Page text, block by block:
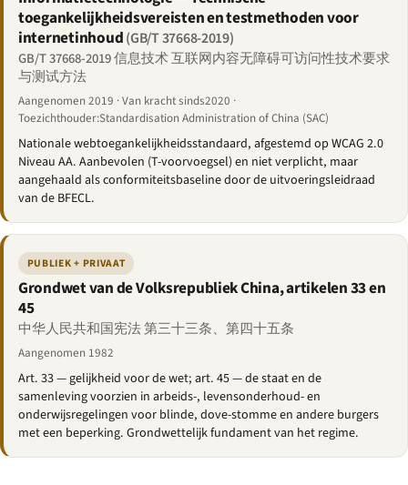
toegankelijkheidsvereisten en testmethoden voor
internetinhoud(GB/T 37668-2019)
GB/T 37668-2019 信息技术 互联网内容无障碍可访问性技术要求
与测试方法
Aangenomen 2019 · Van kracht sinds2020 ·
Toezichthouder:Standardisation Administration of China (SAC)
Nationale webtoegankelijkheidsstandaard, afgestemd op WCAG 2.0
Niveau AA. Aanbevolen (T-voorvoegsel) en niet verplicht, maar
aangehaald als conformiteitsbaseline door de uitvoeringsleidraad
van de BFECL.
PUBLIEK + PRIVAAT
Grondwet van de Volksrepubliek China, artikelen 33 en
45
中华人民共和国宪法 第三十三条、第四十五条
Aangenomen 1982
Art. 33 — gelijkheid voor de wet; art. 45 — de staat en de
samenleving voorzien in arbeids-, levensonderhoud- en
onderwijsregelingen voor blinde, dove-stomme en andere burgers
met een beperking. Grondwettelijk fundament van het regime.